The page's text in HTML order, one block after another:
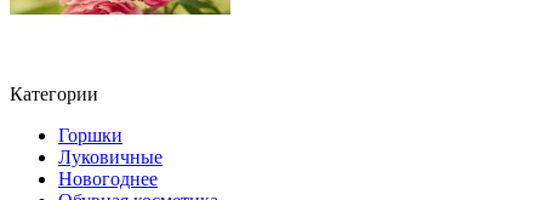
Категории
Горшки
Луковичные
Новогоднее